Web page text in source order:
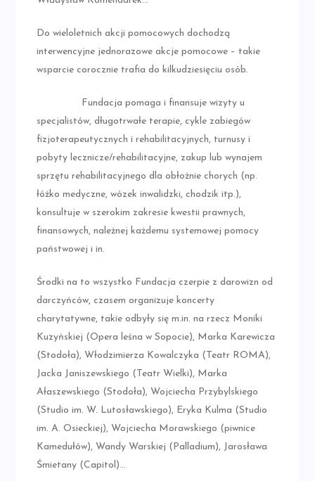
Do wieloletnich akcji pomocowych dochodzą
interwencyjne jednorazowe akcje pomocowe – takie
wsparcie corocznie trafia do kilkudziesięciu osób.
Fundacja pomaga i finansuje wizyty u
specjalistów, długotrwałe terapie, cykle zabiegów
fizjoterapeutycznych i rehabilitacyjnych, turnusy i
pobyty lecznicze/rehabilitacyjne, zakup lub wynajem
sprzętu rehabilitacyjnego dla obłożnie chorych (np.
łóżko medyczne, wózek inwalidzki, chodzik itp.),
konsultuje w szerokim zakresie kwestii prawnych,
finansowych, należnej każdemu systemowej pomocy
państwowej i in.
Środki na to wszystko Fundacja czerpie z darowizn od
darczyńców, czasem organizuje koncerty
charytatywne, takie odbyły się m.in. na rzecz Moniki
Kuzyńskiej (Opera leśna w Sopocie), Marka Karewicza
(Stodoła), Włodzimierza Kowalczyka (Teatr ROMA),
Jacka Janiszewskiego (Teatr Wielki), Marka
Ałaszewskiego (Stodoła), Wojciecha Przybylskiego
(Studio im. W. Lutosławskiego), Eryka Kulma (Studio
im. A. Osieckiej), Wojciecha Morawskiego (piwnice
Kamedułów), Wandy Warskiej (Palladium), Jarosława
Śmietany (Capitol)…